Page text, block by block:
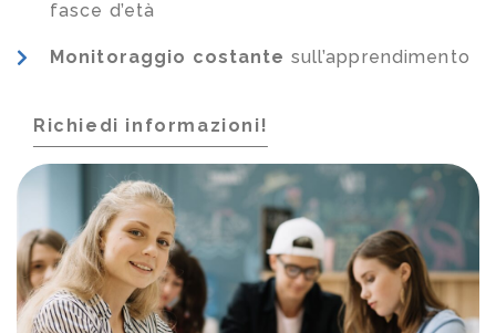
fasce d’età
Monitoraggio costante sull’apprendimento
Richiedi informazioni!